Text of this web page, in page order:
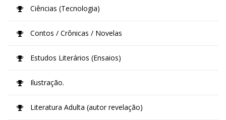
Ciências (Tecnologia)
Contos / Crônicas / Novelas
Estudos Literários (Ensaios)
Ilustração.
Literatura Adulta (autor revelação)